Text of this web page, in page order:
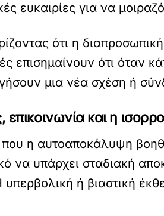
ευκαιρίες για να
ότι η
επισημαίνουν ότι όταν
μια νέα σχέση ή
επικοινωνία και η
η αυτοαποκάλυψη
να υπάρχει σταδιακή
ή βιαστική